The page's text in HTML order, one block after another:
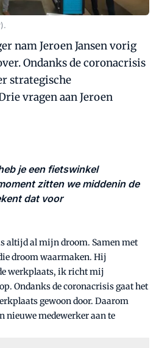
nam Jeroen Jansen vorig
Ondanks de coronacrisis
strategische
vragen aan Jeroen
je een fietswinkel
zitten we middenin de
dat voor
altijd al mijn droom. Samen met
droom waarmaken. Hij
werkplaats, ik richt mij
Ondanks de coronacrisis gaat het
gewoon door. Daarom
nieuwe medewerker aan te